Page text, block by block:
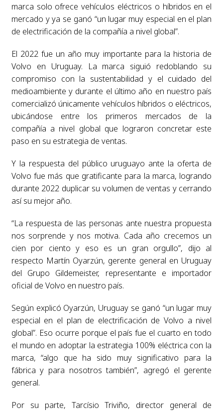
marca solo ofrece vehículos eléctricos o híbridos en el
mercado y ya se ganó “un lugar muy especial en el plan
de electrificación de la compañía a nivel global”.
El 2022 fue un año muy importante para la historia de
Volvo en Uruguay. La marca siguió redoblando su
compromiso con la sustentabilidad y el cuidado del
medioambiente y durante el último año en nuestro país
comercializó únicamente vehículos híbridos o eléctricos,
ubicándose entre los primeros mercados de la
compañía a nivel global que lograron concretar este
paso en su estrategia de ventas.
Y la respuesta del público uruguayo ante la oferta de
Volvo fue más que gratificante para la marca, logrando
durante 2022 duplicar su volumen de ventas y cerrando
así su mejor año.
“La respuesta de las personas ante nuestra propuesta
nos sorprende y nos motiva. Cada año crecemos un
cien por ciento y eso es un gran orgullo”, dijo al
respecto Martín Oyarzún, gerente general en Uruguay
del Grupo Gildemeister, representante e importador
oficial de Volvo en nuestro país.
Según explicó Oyarzún, Uruguay se ganó “un lugar muy
especial en el plan de electrificación de Volvo a nivel
global”. Eso ocurre porque el país fue el cuarto en todo
el mundo en adoptar la estrategia 100% eléctrica con la
marca, “algo que ha sido muy significativo para la
fábrica y para nosotros también”, agregó el gerente
general.
Por su parte, Tarcísio Triviño, director general de